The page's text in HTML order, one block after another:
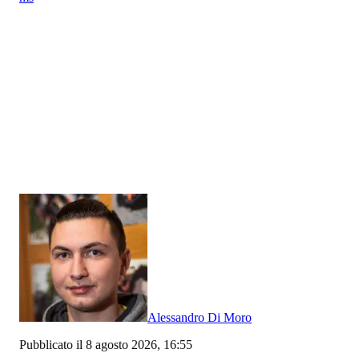
Alessandro Di Moro
Pubblicato il 8 agosto 2026, 16:55